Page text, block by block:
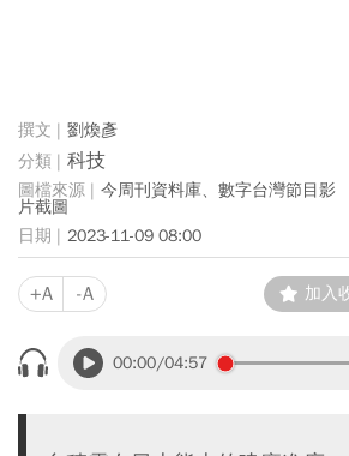
劉煥彥
科技
今周刊資料庫、數字台灣節目影
片截圖
2023-11-09 08:00
+A -A 加入
00:00/04:57